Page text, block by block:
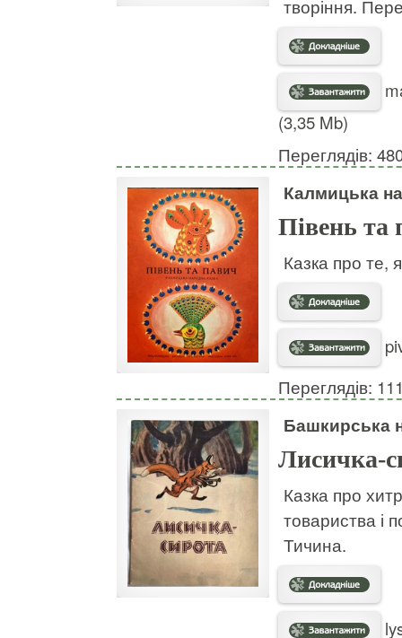
творіння.
(3,35 Mb)
Переглядів:
Калмицька
Півень та
Казка про те,
Переглядів:
Башкирська
Лисичка-
Казка про
товариства і
Тичина.